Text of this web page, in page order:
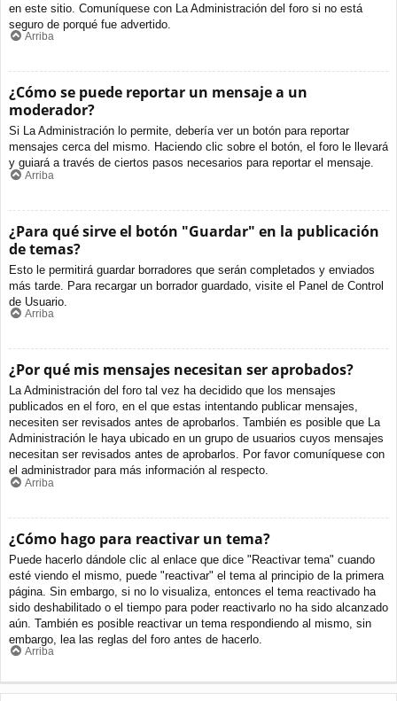
en este sitio. Comuníquese con La Administración del foro si no está
seguro de porqué fue advertido.
Arriba
¿Cómo se puede reportar un mensaje a un
moderador?
Si La Administración lo permite, debería ver un botón para reportar
mensajes cerca del mismo. Haciendo clic sobre el botón, el foro le llevará
y guiará a través de ciertos pasos necesarios para reportar el mensaje.
Arriba
¿Para qué sirve el botón "Guardar" en la publicación
de temas?
Esto le permitirá guardar borradores que serán completados y enviados
más tarde. Para recargar un borrador guardado, visite el Panel de Control
de Usuario.
Arriba
¿Por qué mis mensajes necesitan ser aprobados?
La Administración del foro tal vez ha decidido que los mensajes
publicados en el foro, en el que estas intentando publicar mensajes,
necesiten ser revisados antes de aprobarlos. También es posible que La
Administración le haya ubicado en un grupo de usuarios cuyos mensajes
necesitan ser revisados antes de aprobarlos. Por favor comuníquese con
el administrador para más información al respecto.
Arriba
¿Cómo hago para reactivar un tema?
Puede hacerlo dándole clic al enlace que dice "Reactivar tema" cuando
esté viendo el mismo, puede "reactivar" el tema al principio de la primera
página. Sin embargo, si no lo visualiza, entonces el tema reactivado ha
sido deshabilitado o el tiempo para poder reactivarlo no ha sido alcanzado
aún. También es posible reactivar un tema respondiendo al mismo, sin
embargo, lea las reglas del foro antes de hacerlo.
Arriba